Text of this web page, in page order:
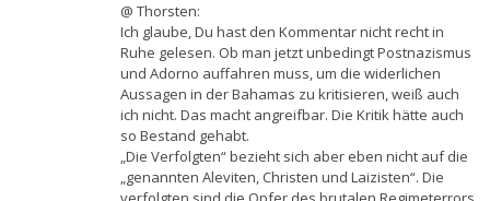
@ Thorsten:
Ich glaube, Du hast den Kommentar nicht recht in
Ruhe gelesen. Ob man jetzt unbedingt Postnazismus
und Adorno auffahren muss, um die widerlichen
Aussagen in der Bahamas zu kritisieren, weiß auch
ich nicht. Das macht angreifbar. Die Kritik hätte auch
so Bestand gehabt.
„Die Verfolgten“ bezieht sich aber eben nicht auf die
„genannten Aleviten, Christen und Laizisten“. Die